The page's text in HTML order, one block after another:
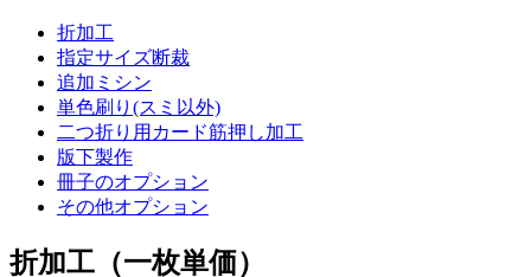
折加工
指定サイズ断裁
追加ミシン
単色刷り(スミ以外)
二つ折り用カード筋押し加工
版下製作
冊子のオプション
その他オプション
折加工（一枚単価）